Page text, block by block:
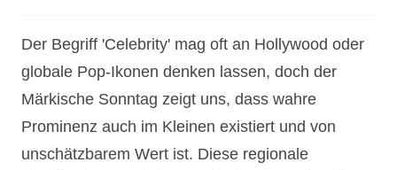
Der Begriff 'Celebrity' mag oft an Hollywood oder
globale Pop-Ikonen denken lassen, doch der
Märkische Sonntag zeigt uns, dass wahre
Prominenz auch im Kleinen existiert und von
unschätzbarem Wert ist. Diese regionale